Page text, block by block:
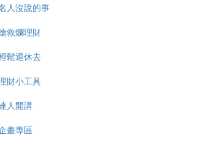
人沒說的事
救爛理財
鬆退休去
財小工具
人開講
畫專區